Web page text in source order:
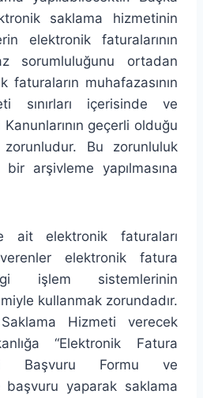
saklama hizmetinin
elektronik faturalarının
sorumluluğunu ortadan
faturaların muhafazasının
sınırları içerisinde ve
geçerli olduğu
zorunludur. Bu zorunluluk
arşivleme yapılmasına
ait elektronik faturaları
elektronik fatura
işlem sistemlerinin
kullanmak zorundadır.
Hizmeti verecek
“Elektronik Fatura
Başvuru Formu ve
başvuru yaparak saklama